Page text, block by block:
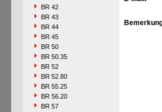
BR 42
BR 43
BR 44
BR 45
BR 50
BR 50.35
BR 52
BR 52.80
BR 55.25
BR 56.20
BR 57